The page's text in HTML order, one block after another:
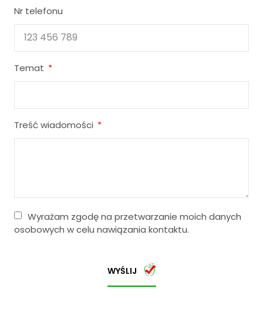
Nr telefonu
Temat
Treść wiadomości
Wyrażam zgodę na przetwarzanie moich danych
osobowych w celu nawiązania kontaktu.
WYŚLIJ